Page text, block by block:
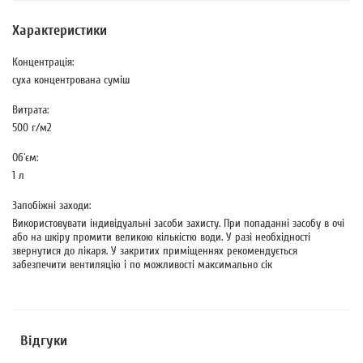
Характеристики
Концентрація:
суха концентрована суміш
Витрата:
500 г/м2
Об`єм:
1 л
Запобіжні заходи:
Використовувати індивідуальні засоби захисту. При попаданні засобу в очі
або на шкіру промити великою кількістю води. У разі необхідності
звернутися до лікаря. У закритих приміщеннях рекомендується
забезпечити вентиляцію і по можливості максимально сік
Відгуки